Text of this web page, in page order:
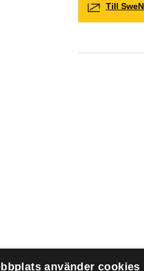
Till
använder cookies